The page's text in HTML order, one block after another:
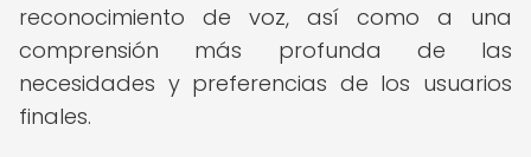
reconocimiento de voz, así como a una
comprensión más profunda de las
necesidades y preferencias de los usuarios
finales.